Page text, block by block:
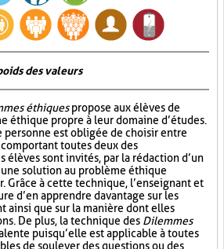
des valeurs
éthiquespropose aux élèves de
éthique propre à leur domaine d’études.
personne est obligée de choisir entre
toutes deux des
élèves sont invités, par la rédaction d’un
solution au problème éthique
Grâce à cette technique, l’enseignant et
d’en apprendre davantage sur les
ainsi que sur la manière dont elles
De plus, la technique des Dilemmes
puisqu’elle est applicable à toutes
de soulever des questions ou des